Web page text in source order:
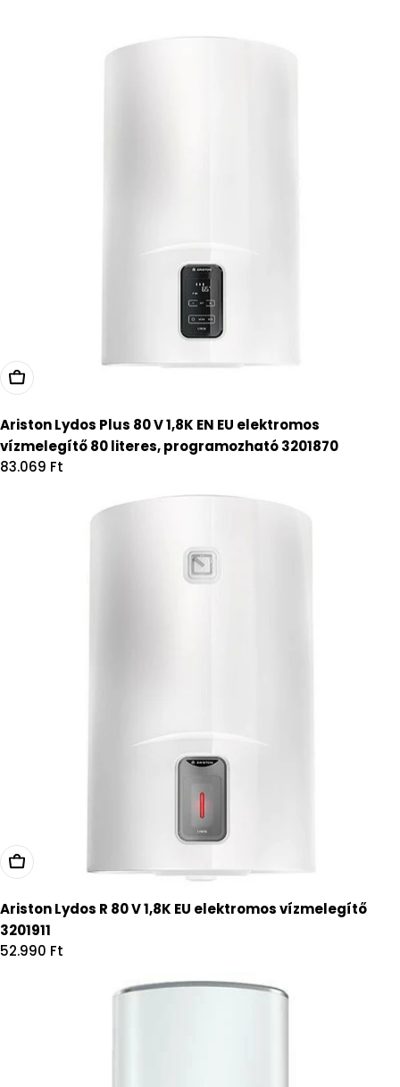
Kosárba
Ariston Lydos Plus 80 V 1,8K EN EU elektromos
vízmelegítő 80 literes, programozható 3201870
Regular
83.069 Ft
Kosárba
Ariston Lydos R 80 V 1,8K EU elektromos vízmelegítő
3201911
Regular
52.990 Ft